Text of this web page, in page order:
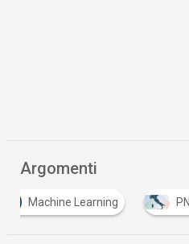
Argomenti
Machine Learning